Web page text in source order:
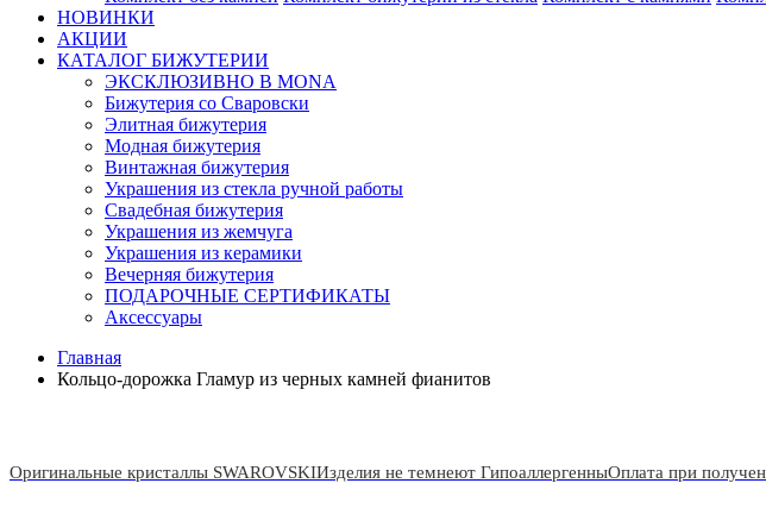
НОВИНКИ
АКЦИИ
КАТАЛОГ БИЖУТЕРИИ
ЭКСКЛЮЗИВНО В MONA
Бижутерия со Сваровски
Элитная бижутерия
Модная бижутерия
Винтажная бижутерия
Украшения из стекла ручной работы
Свадебная бижутерия
Украшения из жемчуга
Украшения из керамики
Вечерняя бижутерия
ПОДАРОЧНЫЕ СЕРТИФИКАТЫ
Аксессуары
Главная
Кольцо-дорожка Гламур из черных камней фианитов
Оригинальные кристаллы SWAROVSKIИзделия не темнеют ГипоаллергенныОплата при